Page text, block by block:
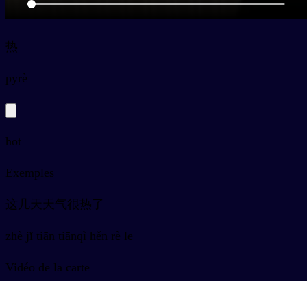
热
pyrè
hot
Exemples
这几天天气很热了
zhè jǐ tiān tiānqì hěn rè le
Vidéo de la carte